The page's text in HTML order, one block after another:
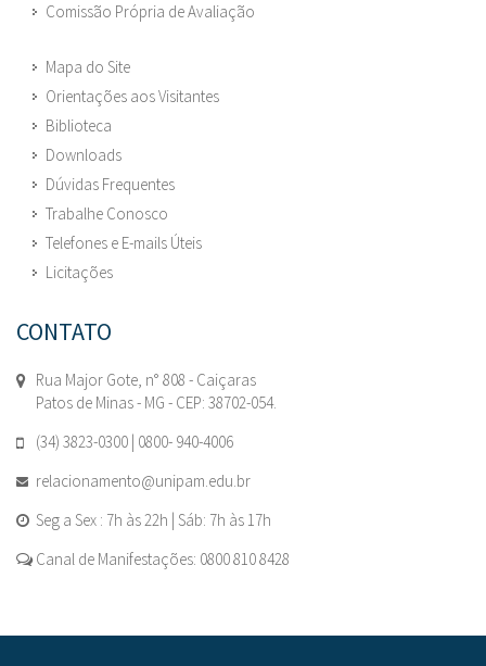
Comissão Própria de Avaliação
Mapa do Site
Orientações aos Visitantes
Biblioteca
Downloads
Dúvidas Frequentes
Trabalhe Conosco
Telefones e E-mails Úteis
Licitações
CONTATO
Rua Major Gote, n° 808 - Caiçaras
Patos de Minas - MG - CEP: 38702-054.
(34) 3823-0300 | 0800- 940-4006
relacionamento@unipam.edu.br
Seg a Sex : 7h às 22h | Sáb: 7h às 17h
Canal de Manifestações: 0800 810 8428